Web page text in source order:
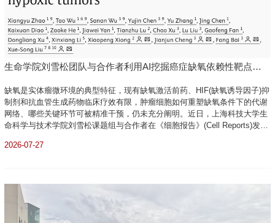
生命学院刘雪松团队与合作者利用AI挖掘癌症缺氧依赖性靶点并
缺氧是实体瘤微环境的典型特征，现有缺氧激活前药、HIF(缺氧诱导因子)抑
制剂和抗血管生成药物临床疗效有限，肿瘤细胞如何重塑缺氧条件下的代谢
网络、哪些关键环节可被精准干预，仍未充分阐明。近日，上海科技大学生
命科学与技术学院刘雪松课题组与合作者在《细胞报告》(Cell Reports)发表
reprogramming in hypoxic tumors”的研究论文。他们开发了基于Transfo...
2026-07-27